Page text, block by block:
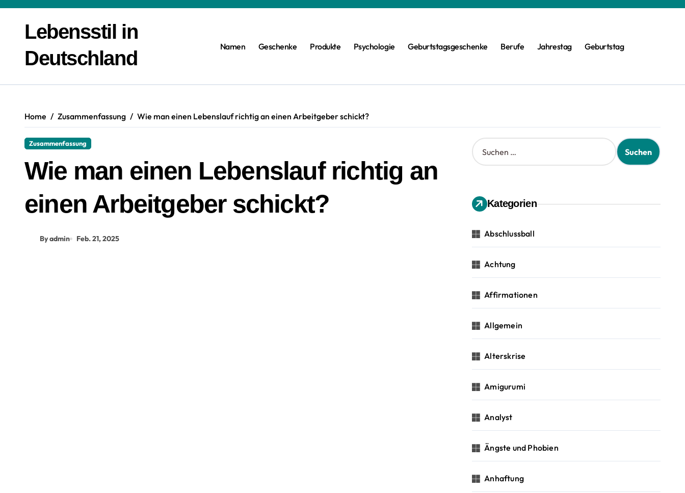
springenLebensstil in
Deutschland
Namen Geschenke Produkte Psychologie Geburtstagsgeschenke Berufe Jahrestag Geburtstag
Home Zusammenfassung Wie man einen Lebenslauf richtig an einen Arbeitgeber schickt?
Zusammenfassung
Wie man einen Lebenslauf richtig an
einen Arbeitgeber schickt?
By admin Feb. 21, 2025
S
u
n
n
c
Kategorien
Abschlussball
Achtung
Affirmationen
Allgemein
Alterskrise
Amigurumi
Analyst
Ängste und Phobien
Anhaftung